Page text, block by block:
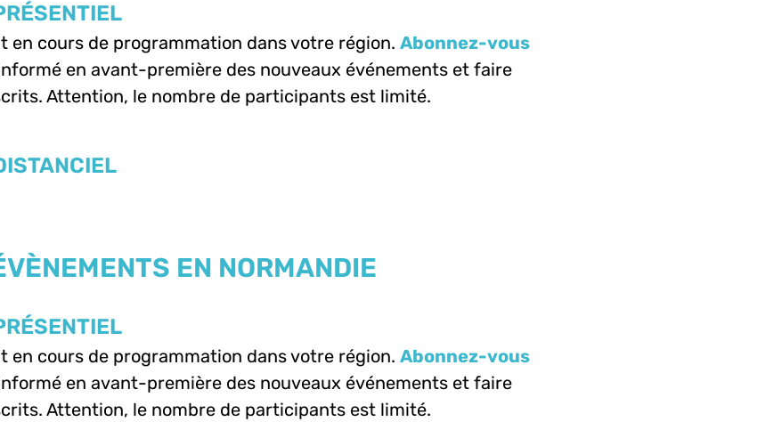
en cours de programmation dans votre région. Abonnez-vous
en avant-première des nouveaux événements et faire
Attention, le nombre de participants est limité.
EN NORMANDIE
en cours de programmation dans votre région. Abonnez-vous
en avant-première des nouveaux événements et faire
Attention, le nombre de participants est limité.